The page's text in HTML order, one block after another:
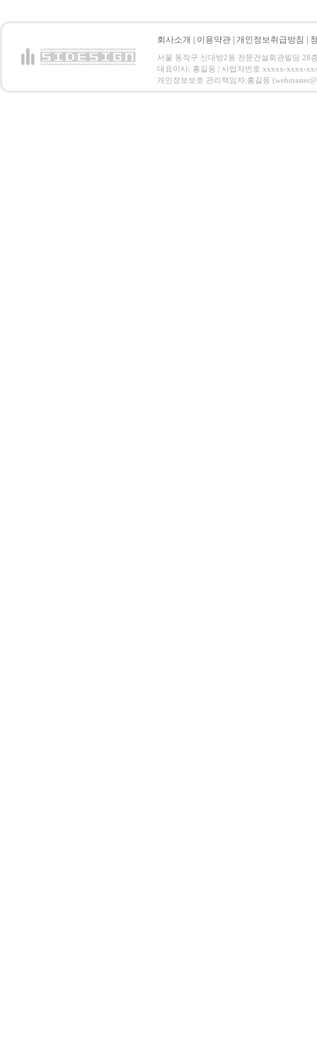
회사소개 이용약관 개인정보취급방침
서울 동작구 신대방2동 전문건설회관빌딩 28
대표이사: 홍길동 | 사업자번호 xxxxx-xxxx-
개인정보보호 관리책임자:홍길동